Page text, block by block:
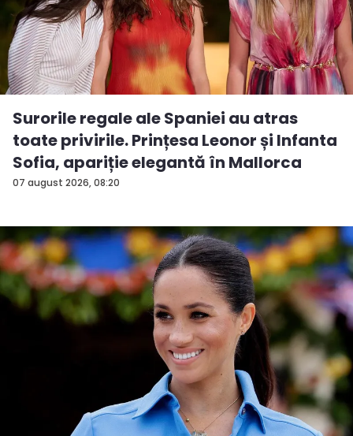
07 august 2026, 08:20
Surorile regale ale Spaniei au atras
toate privirile. Prințesa Leonor și Infanta
Sofia, apariție elegantă în Mallorca